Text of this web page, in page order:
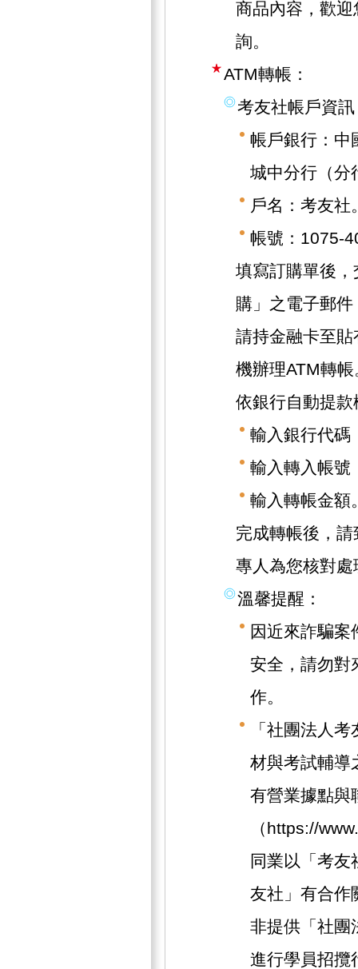
商品內容，歡
詢。
ATM轉帳：
考友社帳戶資
帳戶銀行：中
城中分行（分
戶名：考友社
帳號：1075-
填寫訂購單後
購」之電子郵
請持金融卡至
機辦理ATM轉帳
依銀行自動提
輸入銀行代碼
輸入轉入帳號
輸入轉帳金額
完成轉帳後，
專人為您核對
溫馨提醒：
因近來詐騙案
安全，請勿對
作。
「社團法人
材與考試輔導
有營業據點與
（https://
同業以「考友
友社」有合作
非提供「社團
進行學員招攬